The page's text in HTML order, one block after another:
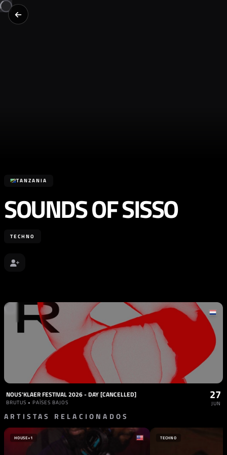
TANZANIA
SOUNDS OF SISSO
TECHNO
NOUS'KLAER FESTIVAL 2026 - DAY [CANCELLED]
BRUTUS • PAÍSES BAJOS
27
JUN
ARTISTAS RELACIONADOS
HOUSE+1 TECHNO